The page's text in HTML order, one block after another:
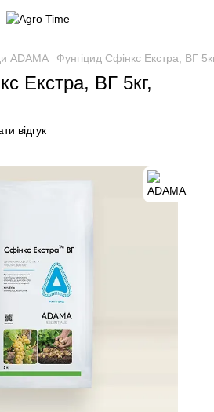
ADAMA Фунгіцид Сфінкс Екстра, ВГ
Екстра, ВГ 5кг,
відгук